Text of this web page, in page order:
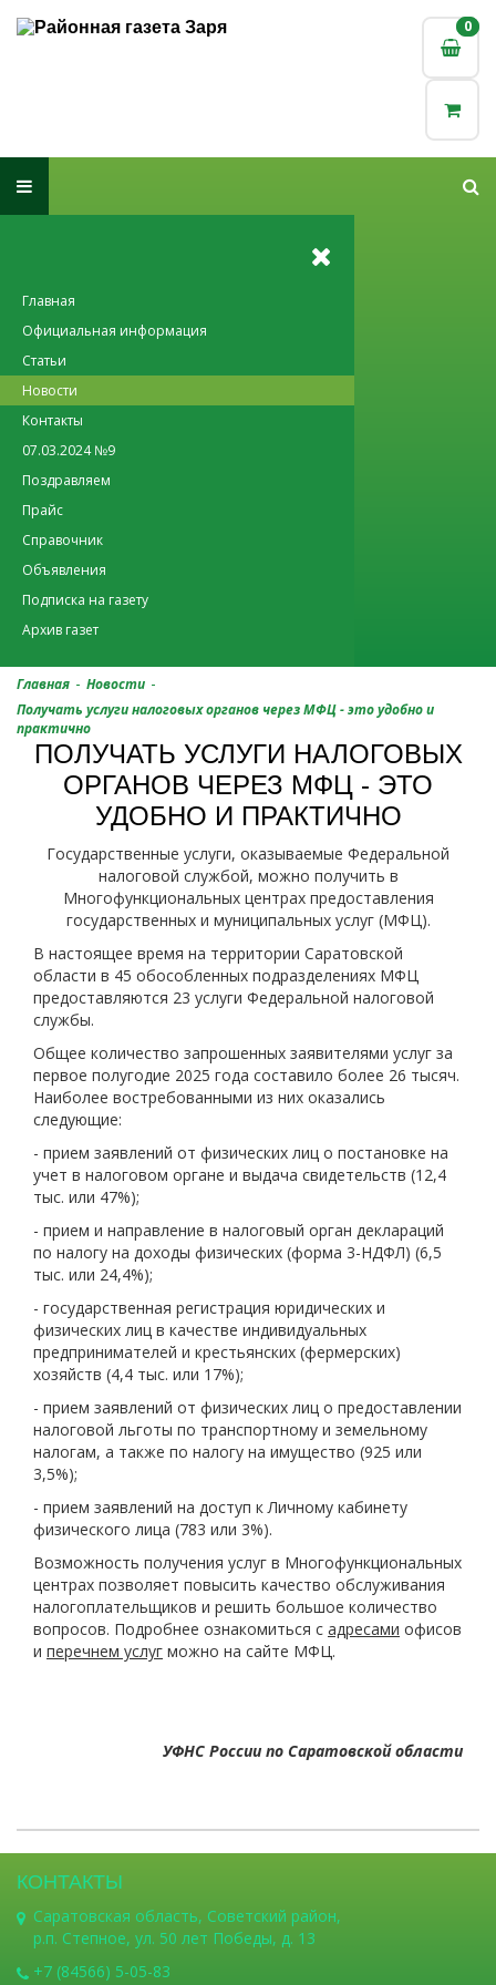
0
0
Главная
Официальная информация
Статьи
Новости
Контакты
07.03.2024 №9
Поздравляем
Прайс
Справочник
Объявления
Подписка на газету
Архив газет
Главная - Новости -
Получать услуги налоговых органов через МФЦ - это удобно и
практично
ПОЛУЧАТЬ УСЛУГИ НАЛОГОВЫХ
ОРГАНОВ ЧЕРЕЗ МФЦ - ЭТО
УДОБНО И ПРАКТИЧНО
Государственные услуги, оказываемые Федеральной
налоговой службой, можно получить в
Многофункциональных центрах предоставления
государственных и муниципальных услуг (МФЦ).
В настоящее время на территории Саратовской
области в 45 обособленных подразделениях МФЦ
предоставляются 23 услуги Федеральной налоговой
службы.
Общее количество запрошенных заявителями услуг за
первое полугодие 2025 года составило более 26 тысяч.
Наиболее востребованными из них оказались
следующие:
- прием заявлений от физических лиц о постановке на
учет в налоговом органе и выдача свидетельств (12,4
тыс. или 47%);
- прием и направление в налоговый орган деклараций
по налогу на доходы физических (форма 3-НДФЛ) (6,5
тыс. или 24,4%);
- государственная регистрация юридических и
физических лиц в качестве индивидуальных
предпринимателей и крестьянских (фермерских)
хозяйств (4,4 тыс. или 17%);
- прием заявлений от физических лиц о предоставлении
налоговой льготы по транспортному и земельному
налогам, а также по налогу на имущество (925 или
3,5%);
- прием заявлений на доступ к Личному кабинету
физического лица (783 или 3%).
Возможность получения услуг в Многофункциональных
центрах позволяет повысить качество обслуживания
налогоплательщиков и решить большое количество
вопросов. Подробнее ознакомиться с адресами офисов
и перечнем услуг можно на сайте МФЦ.
УФНС России по Саратовской области
КОНТАКТЫ
Саратовская область, Советский район,
р.п. Степное, ул. 50 лет Победы, д. 13
+7 (84566) 5-05-83